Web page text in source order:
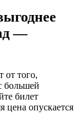
—
от того,
большей
билет
цена опускается